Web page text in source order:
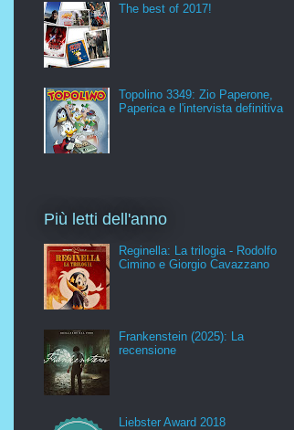
The best of 2017!
Topolino 3349: Zio Paperone,
Paperica e l'intervista definitiva
Più letti dell'anno
Reginella: La trilogia - Rodolfo
Cimino e Giorgio Cavazzano
Frankenstein (2025): La
recensione
Liebster Award 2018